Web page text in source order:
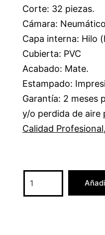
Corte: 32 piezas.
Cámara:
Capa interna: Hilo
Cubierta: PVC
Acabado: Mate.
Estampado:
Garantía: 2 meses
y/o perdida de aire
Calidad Profesional,